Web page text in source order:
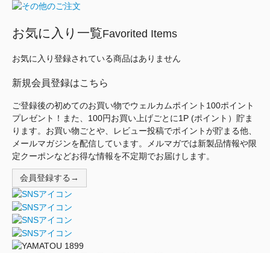
お気に入り一覧Favorited Items
お気に入り登録されている商品はありません
新規会員登録はこちら
ご登録後の初めてのお買い物でウェルカムポイント100ポイント
プレゼント！また、100円お買い上げごとに1P (ポイント）貯ま
ります。お買い物ごとや、レビュー投稿でポイントが貯まる他、
メールマガジンを配信しています。メルマガでは新製品情報や限
定クーポンなどお得な情報を不定期でお届けします。
会員登録する→